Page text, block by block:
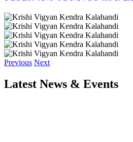
ୟୁରିଆ ସାରାକୁ ବୁଣିବାର ୨୦ ରୁ ୨୫ ଦିନ
ରୁଆ ଧାନ କ୍ଷେତ୍ରରେ ଶେଷ ଥର କାଦୁଅ
ଭାବେ ଏକର ପିଛା ଡି.ଏ.ପି ୪୪ କି.ଗ୍ରା ଓ
ପ୍ରୟୋଗ କରନ୍ତୁ ଏବଂ ରୋଇବାର ୨୦ ରୁ
ୟୁରିଆ ସାରକୁ ପ୍ରଥମ କିସ୍ତି ସାର
------------------------
ଡାଲିଜାତୀୟ ଫସଲରେ ପତ୍ର ହଳଦିଆ
ମିଶାଇ ସିଞ୍ଚନ କରନ୍ତୁ
Previous Next
Latest News & Events